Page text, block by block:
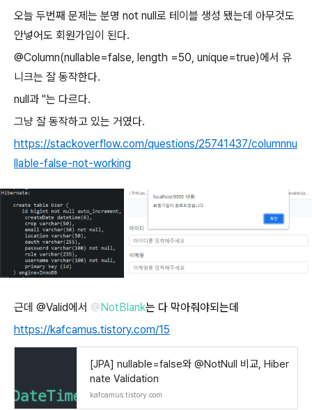
오늘 두번째 문제는 분명 not null로 테이블 생성 됐는데 아무것도
안넣어도 회원가입이 된다.
@Column(nullable=false, length =50, unique=true)에서 유
니크는 잘 동작한다.
null과 ''는 다르다.
그냥 잘 동작하고 있는 거였다.
https://stackoverflow.com/questions/25741437/columnnu
llable-false-not-working
근데 @Valid에서 @NotBlank는 다 막아줘야되는데
https://kafcamus.tistory.com/15
[JPA] nullable=false와 @NotNull 비교, Hiber
nate Validation
kafcamus.tistory.com